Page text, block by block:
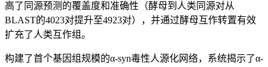
高了同源预测的覆盖度和准确性（酵母到人类同源对从
BLAST的4023对提升至4923对），并通过酵母互作转置有效
扩充了人类互作组。
构建了首个基因组规模的α-syn毒性人源化网络，系统揭示了α-